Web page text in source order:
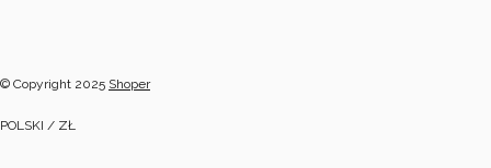
© Copyright 2025 Shoper
POLSKI / ZŁ